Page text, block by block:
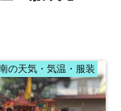
の天気・気温・服装